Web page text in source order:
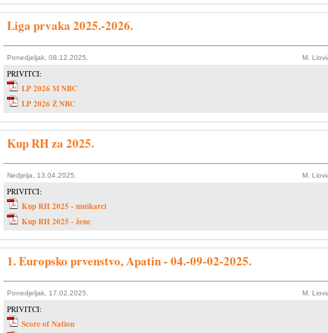
Liga prvaka 2025.-2026.
Ponedjeljak, 08.12.2025. M.
PRIVITCI:
LP 2026 M NBC
LP 2026 Ž NBC
Kup RH za 2025.
Nedjelja, 13.04.2025. M.
PRIVITCI:
Kup RH 2025 - muškarci
Kup RH 2025 - žene
1. Europsko prvenstvo, Apatin - 04.-09-02-2025.
Ponedjeljak, 17.02.2025. M.
PRIVITCI:
Score of Nation